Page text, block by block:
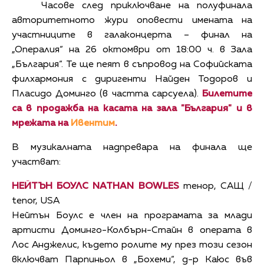
Часове след приключване на полуфинала
авторитетното жури оповести имената на
участниците в галаконцерта – финал на
„Опералия“ на 26 октомври от 18:00 ч. в Зала
„България“. Те ще пеят в съпровод на Софийската
филхармония с диригенти Найден Тодоров и
Пласидо Доминго(в частта сарсуела).
Билетите
са в продажба на касата на зала "България" и в
мрежата на Ивентим.
В музикалната надпревара на финала ще
участват:
НЕЙТЪН БОУЛС NATHAN BOWLESтенор, САЩ /
tenor, USA
Нейтън Боулс е член на програмата за млади
артисти Доминго-Колбърн-Стайн в операта в
Лос Анджелис, където ролите му през този сезон
включват Парпиньол в „Бохеми“, д-р Каюс във